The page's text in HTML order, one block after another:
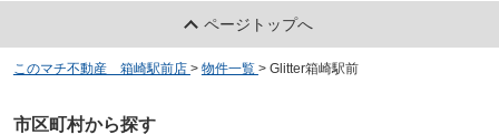
ページトップへ
このマチ不動産 箱崎駅前店 > 物件一覧 > Glitter箱崎駅前
市区町村から探す